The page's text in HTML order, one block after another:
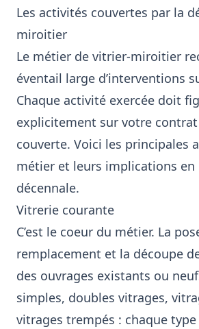
Les activités couvertes par la
miroitier
Le métier de vitrier-miroitier
éventail large d’interventions
Chaque activité exercée doit
explicitement sur votre
couverte. Voici les principales
métier et leurs implications en
décennale.
Vitrerie courante
C’est le coeur du métier. La
remplacement et la découpe
des ouvrages existants ou
simples, doubles vitrages,
vitrages trempés : chaque